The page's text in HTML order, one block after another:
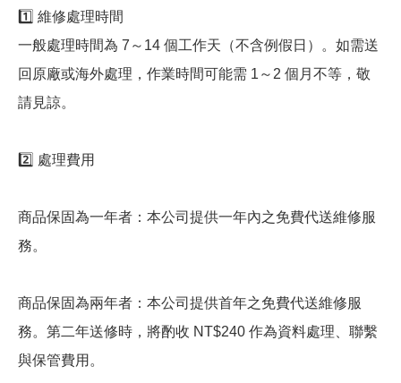
1️⃣ 維修處理時間
一般處理時間為 7～14 個工作天（不含例假日）。如需送
回原廠或海外處理，作業時間可能需 1～2 個月不等，敬
請見諒。
2️⃣ 處理費用
商品保固為一年者：本公司提供一年內之免費代送維修服
務。
商品保固為兩年者：本公司提供首年之免費代送維修服
務。第二年送修時，將酌收 NT$240 作為資料處理、聯繫
與保管費用。